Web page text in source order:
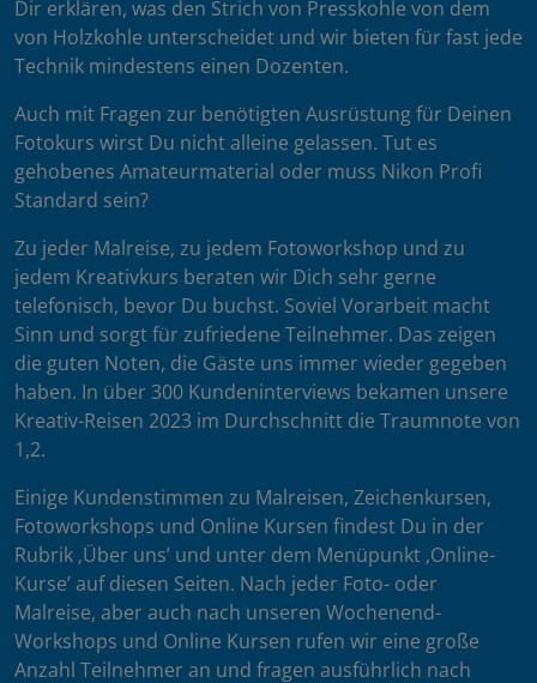
Dir erklären, was den Strich von Presskohle von dem
von Holzkohle unterscheidet und wir bieten für fast jede
Technik mindestens einen Dozenten.
Auch mit Fragen zur benötigten Ausrüstung für Deinen
Fotokurs wirst Du nicht alleine gelassen. Tut es
gehobenes Amateurmaterial oder muss Nikon Profi
Standard sein?
Zu jeder Malreise, zu jedem Fotoworkshop und zu
jedem Kreativkurs beraten wir Dich sehr gerne
telefonisch, bevor Du buchst. Soviel Vorarbeit macht
Sinn und sorgt für zufriedene Teilnehmer. Das zeigen
die guten Noten, die Gäste uns immer wieder gegeben
haben. In über 300 Kundeninterviews bekamen unsere
Kreativ-Reisen 2023 im Durchschnitt die Traumnote von
1,2.
Einige Kundenstimmen zu Malreisen, Zeichenkursen,
Fotoworkshops und Online Kursen findest Du in der
Rubrik ‚Über uns’ und unter dem Menüpunkt ‚Online-
Kurse’ auf diesen Seiten. Nach jeder Foto- oder
Malreise, aber auch nach unseren Wochenend-
Workshops und Online Kursen rufen wir eine große
Anzahl Teilnehmer an und fragen ausführlich nach